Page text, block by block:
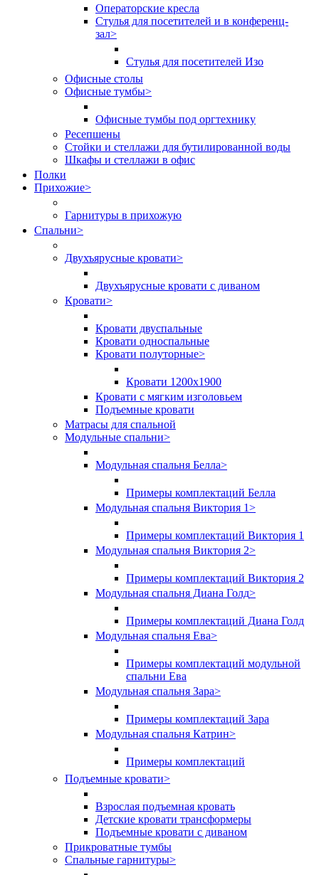
Операторские кресла
Стулья для посетителей и в конференц-
зал>
Стулья для посетителей Изо
Офисные столы
Офисные тумбы>
Офисные тумбы под оргтехнику
Ресепшены
Стойки и стеллажи для бутилированной воды
Шкафы и стеллажи в офис
Полки
Прихожие>
Гарнитуры в прихожую
Спальни>
Двухъярусные кровати>
Двухъярусные кровати с диваном
Кровати>
Кровати двуспальные
Кровати односпальные
Кровати полуторные>
Кровати 1200х1900
Кровати с мягким изголовьем
Подъемные кровати
Матрасы для спальной
Модульные спальни>
Модульная спальня Белла>
Примеры комплектаций Белла
Модульная спальня Виктория 1>
Примеры комплектаций Виктория 1
Модульная спальня Виктория 2>
Примеры комплектаций Виктория 2
Модульная спальня Диана Голд>
Примеры комплектаций Диана Голд
Модульная спальня Ева>
Примеры комплектаций модульной
спальни Ева
Модульная спальня Зара>
Примеры комплектаций Зара
Модульная спальня Катрин>
Примеры комплектаций
Подъемные кровати>
Взрослая подъемная кровать
Детские кровати трансформеры
Подъемные кровати с диваном
Прикроватные тумбы
Спальные гарнитуры>